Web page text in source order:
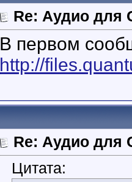
Re: Аудио для
В первом
http://
Re: Аудио для
Цитата: